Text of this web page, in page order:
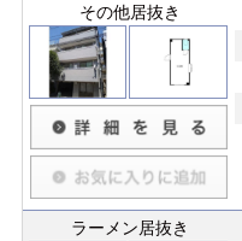
その他居抜き
ラーメン居抜き